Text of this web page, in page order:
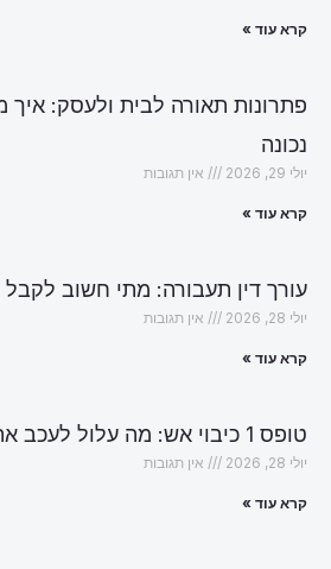
קרא עוד »
פתרונות תאורה לבית ולעסק: איך
נכונה
יולי 29, 2026 אין תגובות
קרא עוד »
עורך דין תעבורה: מתי חשוב לקבל
יולי 28, 2026 אין תגובות
קרא עוד »
טופס 1 כיבוי אש: מה עלול לעכב את האישור?
יולי 28, 2026 אין תגובות
קרא עוד »